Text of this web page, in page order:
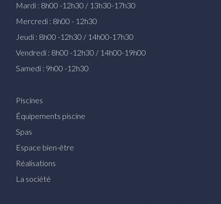
Mardi : 8h00 -12h30 / 13h30-17h30
Mercredi : 8h00 - 12h30
Jeudi : 8h00 -12h30 / 14h00-17h30
Vendredi : 8h00 -12h30 / 14h00-19h00
Samedi : 9h00 -12h30
Piscines
Équipements piscine
Spas
Espace bien-être
Réalisations
La société